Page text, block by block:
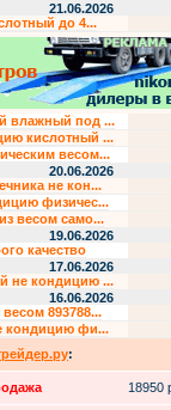
21.06.2026
до 4...
влажный под ...
кислотный ...
весом...
20.06.2026
не кон...
физичес...
весом само...
19.06.2026
качество
17.06.2026
не кондицию ...
16.06.2026
893788...
кондицию фи...
:
18950